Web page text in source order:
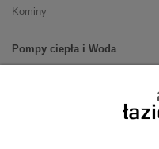
Kominy
Pompy ciepła i Woda
Ogrzewanie podłogowe (główne)